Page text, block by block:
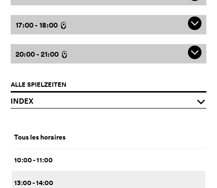
17:00 - 18:00 l q
20:00 - 21:00 l q
ALLE SPIELZEITEN
INDEX q
Tous les horaires
10:00 - 11:00
13:00 - 14:00